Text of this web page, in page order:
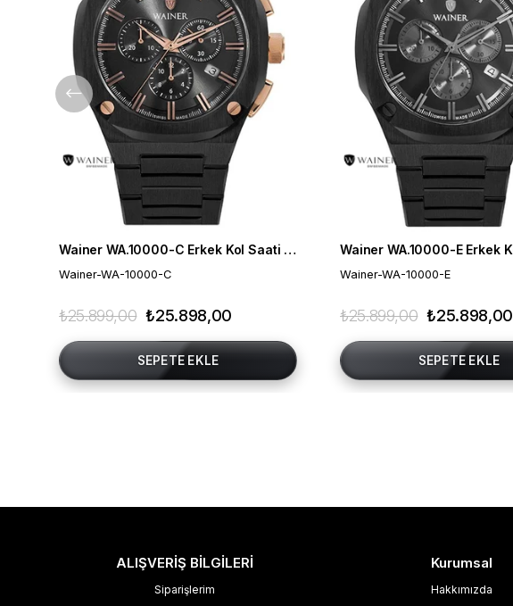
Wainer WA.10000-C Erkek Kol Saati , Swiss Made , Safir Cam
Wainer-WA-10000-C
₺25.898,00
₺25.899,00
SEPETE EKLE
Wainer-WA-10000-E
₺25.898,00
₺25.899,00
SEPETE EKLE
ALIŞVERİŞ BİLGİLERİ
Siparişlerim
Kurumsal
Hakkımızda